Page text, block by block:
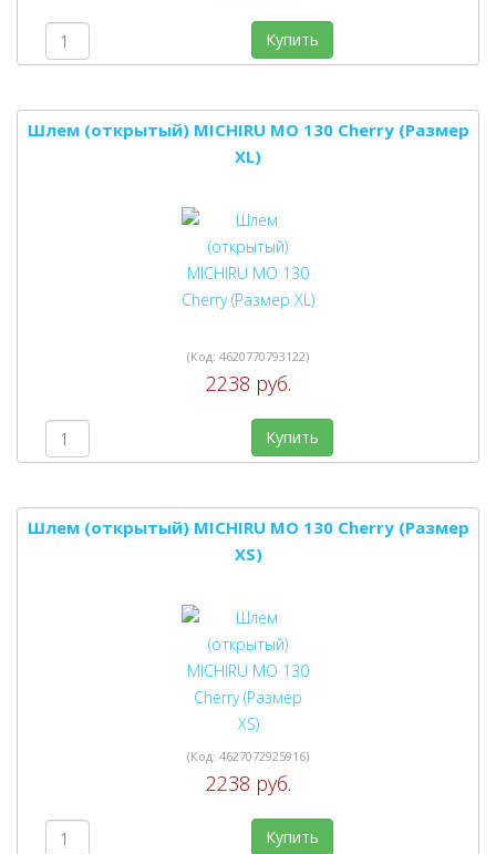
Купить
Шлем (открытый) MICHIRU MO 130 Cherry (Размер
XL)
(Код: 4620770793122)
2238 руб.
Купить
Шлем (открытый) MICHIRU MO 130 Cherry (Размер
XS)
(Код: 4627072925916)
2238 руб.
Купить